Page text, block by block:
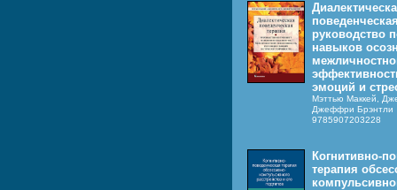
руководство
навыков
эмоций и
Мэттью Маккей,
Джеффри Брэнтли
9785907203228
Когнитивно-
терапия